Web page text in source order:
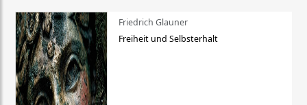
Friedrich Glauner
Freiheit und Selbsterhalt